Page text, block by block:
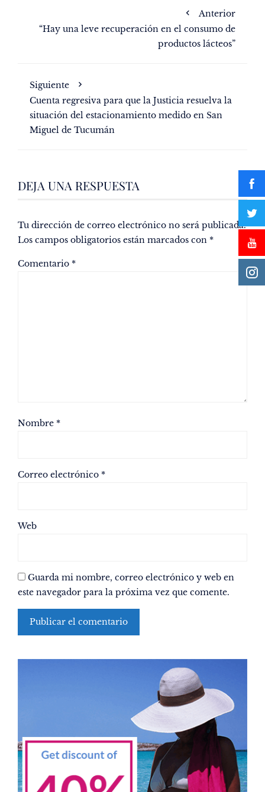
Anterior
“Hay una leve recuperación en el consumo de
productos lácteos”
Siguiente
Cuenta regresiva para que la Justicia resuelva la
situación del estacionamiento medido en San
Miguel de Tucumán
DEJA UNA RESPUESTA
Tu dirección de correo electrónico no será publicada.
Los campos obligatorios están marcados con *
Comentario *
Nombre *
Correo electrónico *
Web
Guarda mi nombre, correo electrónico y web en
este navegador para la próxima vez que comente.